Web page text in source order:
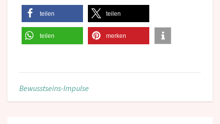
teilen teilen
teilen merken
Bewusstseins-Impulse